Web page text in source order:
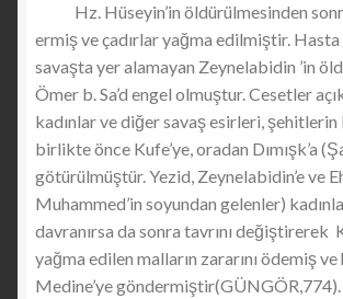
Hz. Hüseyin’in öldürülmesinden
ermiş ve çadırlar yağma edilmiştir.
savaşta yer alamayan Zeynelabidin ’in
Ömer b. Sa’d engel olmuştur. Cesetler
kadınlar ve diğer savaş esirleri, şehitlerin
birlikte önce Kufe’ye, oradan Dımışk’a
götürülmüştür. Yezid, Zeynelabidin’e ve
Muhammed’in soyundan gelenler)
davranırsa da sonra tavrını değiştirerek
yağma edilen malların zararını ödemiş ve
Medine’ye göndermiştir(GÜNGÖR,774).